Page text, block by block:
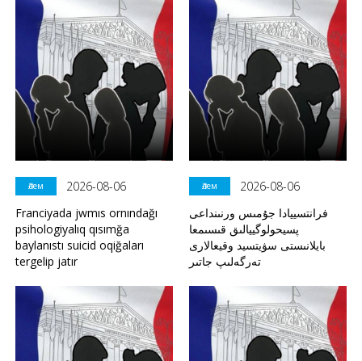
Әлем
2026-08-06
Franciyada jwmıs ornındağı
psihologiyalıq qısımğa
baylanıstı suicid oqiğaları
tergelip jatır
Әлем
2026-08-06
فرانتسييادا جۇمىس ورنىنداعى
پسيحولوگييالىق قىسىمعا
بايلانىستى سۋيتسيد وقيعالارى
تەرگەلىپ جاتىر